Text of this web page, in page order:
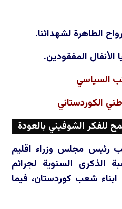
الطاهرة لشهدائنا.
المفقودين.
السياسي
الكوردستاني
للفكر الشوفيني بالعودة
رئيس مجلس وزراء اقليم
الذكرى السنوية لجرائم
شعب كوردستان، فيما